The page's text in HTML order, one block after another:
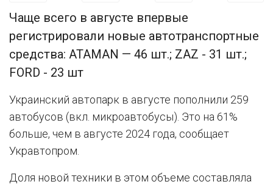
Чаще всего в августе впервые
регистрировали новые автотранспортные
средства: ATAMAN — 46 шт.; ZAZ - 31 шт.;
FORD - 23 шт
Украинский автопарк в августе пополнили 259
автобусов (вкл. микроавтобусы). Это на 61%
больше, чем в августе 2024 года, сообщает
Укравтопром.
Доля новой техники в этом объеме составляла